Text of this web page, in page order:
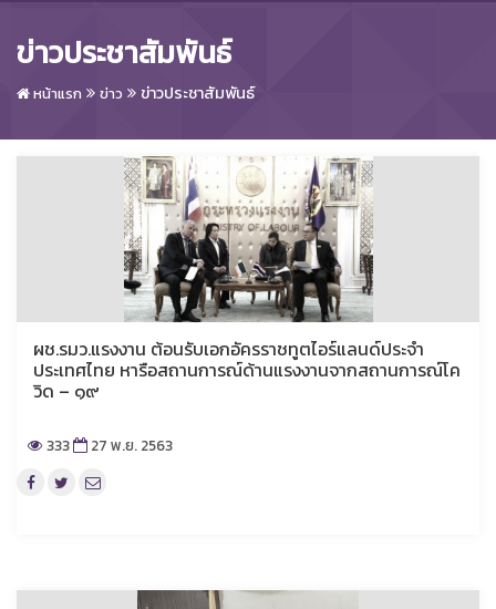
ข่าวประชาสัมพันธ์
หน้าแรก ข่าว ข่าวประชาสัมพันธ์
ผช.รมว.แรงงาน ต้อนรับเอกอัครราชทูตไอร์แลนด์ประจำ
ประเทศไทย หารือสถานการณ์ด้านแรงงานจากสถานการณ์โค
วิด – ๑๙
333 27 พ.ย. 2563